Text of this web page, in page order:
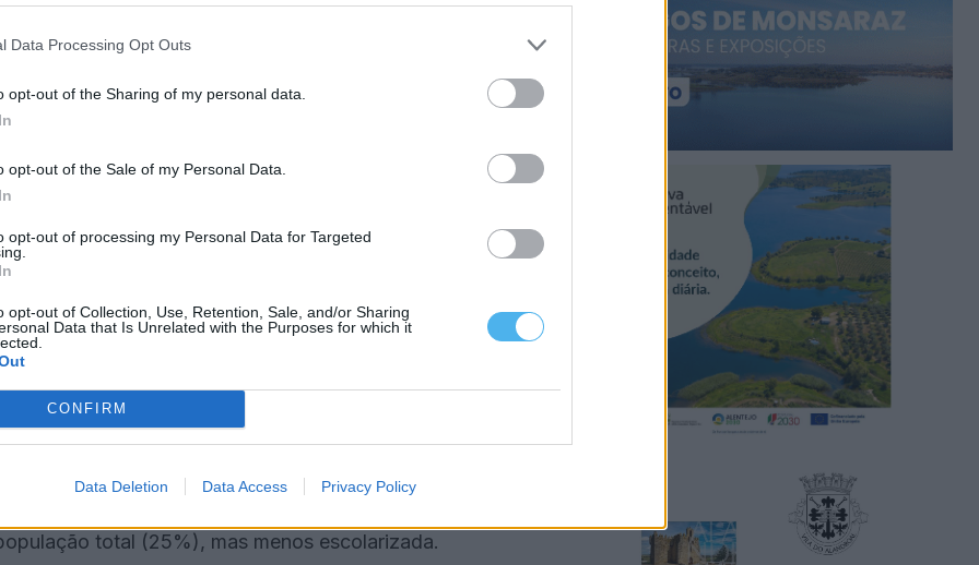
Data Processing Opt Outs
opt-out of the Sharing of my personal data.
opt-out of the Sale of my Personal Data.
opt-out of processing my Personal Data for Targeted
opt-out of Collection, Use, Retention, Sale, and/or Sharing
Data that Is Unrelated with the Purposes for which it
CONFIRM
Data Deletion Data Access Privacy Policy
na origem étnica é frequente ou muito frequente
deste grupo étnico (52,7%) já
total)”, adianta o documento.
“principalmente o conjunto de fatores já
pele, território de origem e grupo étnico (91,2%),
sexo, escolaridade e situação económica
(52,7%) diz ter testemunhado situações de
população total.
como ciganas apresentavam “uma maior
total)”, registando uma diferença de 13,2
uma estrutura etária mais jovem (35%
total (25%), mas menos escolarizada.